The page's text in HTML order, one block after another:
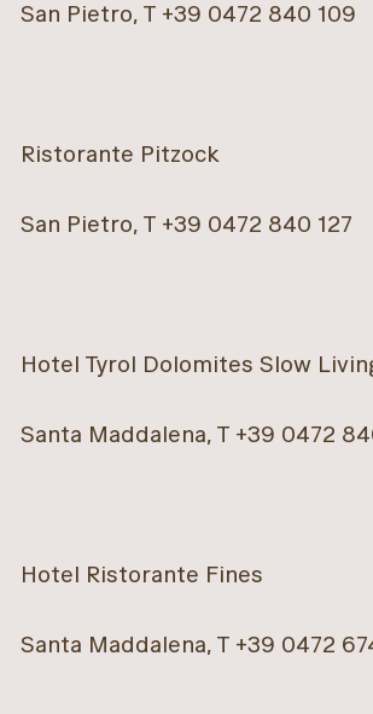
San Pietro, T +39 0472 840 109
Ristorante Pitzock
San Pietro, T +39 0472 840 127
Hotel Tyrol Dolomites Slow
Santa Maddalena, T +39 0472
Hotel Ristorante Fines
Santa Maddalena, T +39 0472